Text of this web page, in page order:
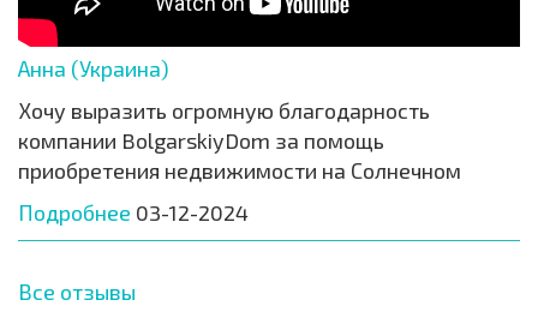
Анна (Украина)
Хочу выразить огромную благодарность
компании BolgarskiyDom за помощь
приобретения недвижимости на Солнечном
Подробнее 03-12-2024
Все отзывы